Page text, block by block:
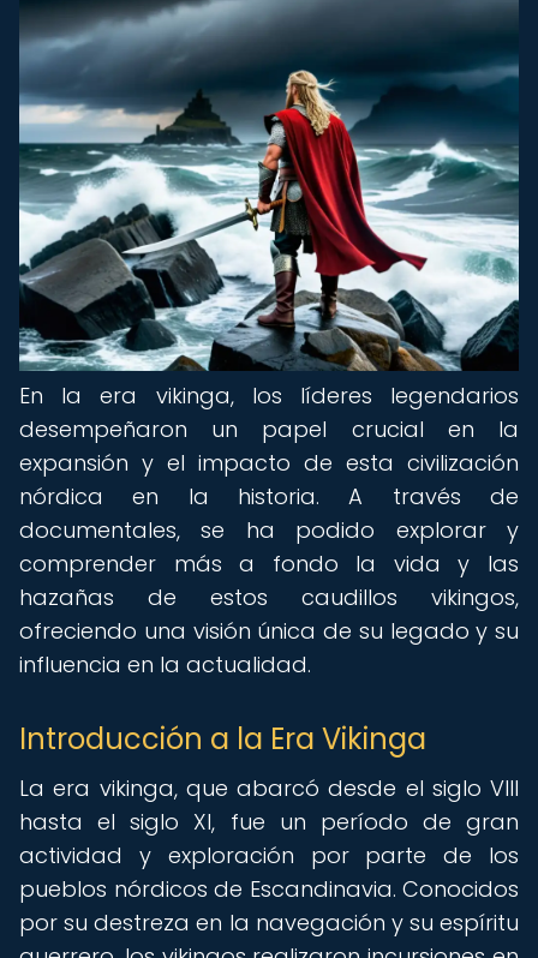
En la era vikinga, los líderes legendarios
desempeñaron un papel crucial en la
expansión y el impacto de esta civilización
nórdica en la historia. A través de
documentales, se ha podido explorar y
comprender más a fondo la vida y las
hazañas de estos caudillos vikingos,
ofreciendo una visión única de su legado y su
influencia en la actualidad.
Introducción a la Era Vikinga
La era vikinga, que abarcó desde el siglo VIII
hasta el siglo XI, fue un período de gran
actividad y exploración por parte de los
pueblos nórdicos de Escandinavia. Conocidos
por su destreza en la navegación y su espíritu